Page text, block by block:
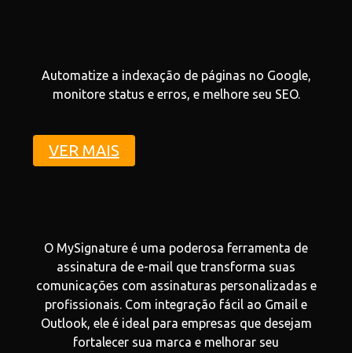
Automatize a indexação de páginas no Google,
monitore status e erros, e melhore seu SEO.
VER MAIS
O MySignature é uma poderosa ferramenta de
assinatura de e-mail que transforma suas
comunicações com assinaturas personalizadas e
profissionais. Com integração fácil ao Gmail e
Outlook, ele é ideal para empresas que desejam
fortalecer sua marca e melhorar seu